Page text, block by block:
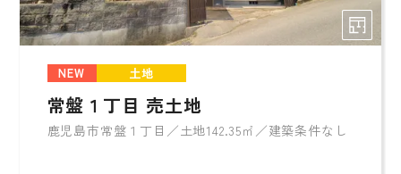
NEW 土地
常盤１丁目 売土地
鹿児島市常盤１丁目／土地142.35㎡／建築条件なし